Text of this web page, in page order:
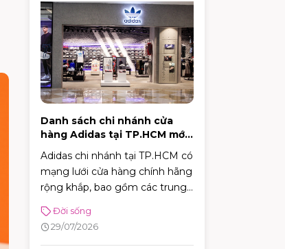
Danh sách chi nhánh cửa
hàng Adidas tại TP.HCM mới
Adidas chi nhánh tại TP.HCM có
mạng lưới cửa hàng chính hãng
rộng khắp, bao gồm các trung
cửa hàng chuyên dòng thời
trang đường phố, đồ thể thao
Đời sống
29/07/2026